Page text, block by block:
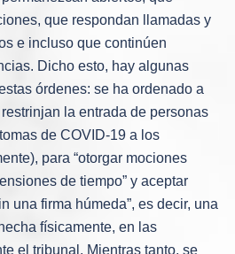
que respondan llamadas y
e incluso que continúen
Dicho esto, hay algunas
órdenes: se ha ordenado a
la entrada de personas
de COVID-19 a los
para “otorgar mociones
de tiempo” y aceptar
una firma húmeda”, es decir, una
físicamente, en las
el tribunal. Mientras tanto, se